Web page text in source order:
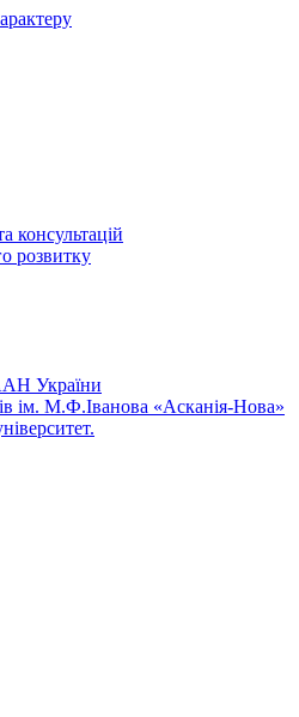
консультацій
розвитку
України
ім. М.Ф.Іванова «Асканія-Нова»